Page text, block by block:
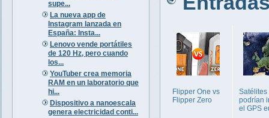
supe...
La nueva app de
Instagram lanzada en
España: Insta...
Lenovo vende portátiles
de 120 Hz, pero cuando
los...
YouTuber crea memoria
RAM en un laboratorio que
hi...
Dispositivo a nanoescala
genera electricidad conti...
Flipper One vs
Flipper Zero
Satélites
podrían
el GPS